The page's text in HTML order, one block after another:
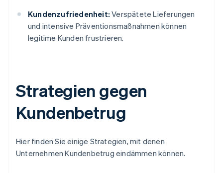
Kundenzufriedenheit: Verspätete Lieferungen
und intensive Präventionsmaßnahmen können
legitime Kunden frustrieren.
Strategien gegen
Kundenbetrug
Hier finden Sie einige Strategien, mit denen
Unternehmen Kundenbetrug eindämmen können.